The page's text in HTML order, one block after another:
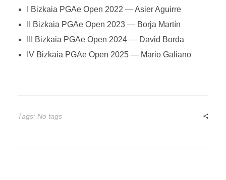
I Bizkaia PGAe Open 2022 — Asier Aguirre
II Bizkaia PGAe Open 2023 — Borja Martín
III Bizkaia PGAe Open 2024 — David Borda
IV Bizkaia PGAe Open 2025 — Mario Galiano
Tags: No tags